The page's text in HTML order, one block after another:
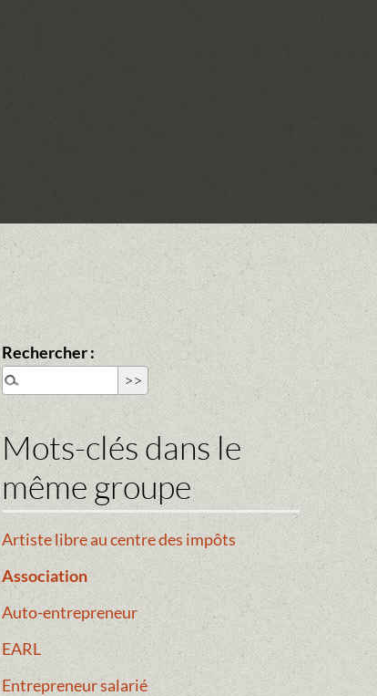
Rechercher :
Mots-clés dans le
même groupe
Artiste libre au centre des impôts
Association
Auto-entrepreneur
EARL
Entrepreneur salarié